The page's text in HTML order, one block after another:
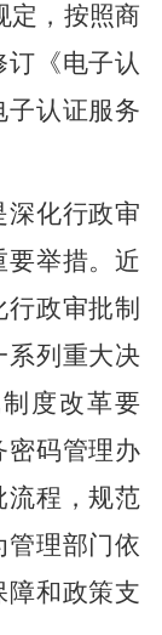
， 按照商
订 《电子认
子认证服务
深化行政审
要举措。近
行政审批制
系列重大决
度改革要
密码管理办
流程 ，规范
管理部门依
障和政策支